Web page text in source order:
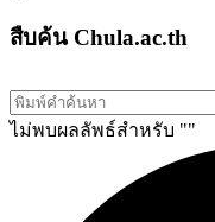
สืบค้น Chula.ac.th
ไม่พบผลลัพธ์สำหรับ ""